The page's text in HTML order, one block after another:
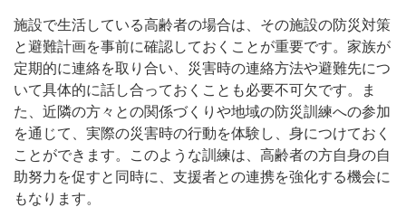
施設で生活している高齢者の場合は、その施設の防災対策
と避難計画を事前に確認しておくことが重要です。家族が
定期的に連絡を取り合い、災害時の連絡方法や避難先につ
いて具体的に話し合っておくことも必要不可欠です。ま
た、近隣の方々との関係づくりや地域の防災訓練への参加
を通じて、実際の災害時の行動を体験し、身につけておく
ことができます。このような訓練は、高齢者の方自身の自
助努力を促すと同時に、支援者との連携を強化する機会に
もなります。